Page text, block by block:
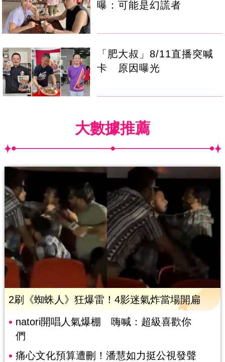
曝：可能是幻謊者
「肥大叔」8/11直播突喊
卡 原因曝光
大數據推薦
2刷《蜘蛛人》狂爆雷！4影迷氣炸當場開扁
natori開唱人氣爆棚 嗨喊：超級喜歡你
們
痛心文化預算遭刪！潘慧如力挺公視發聲